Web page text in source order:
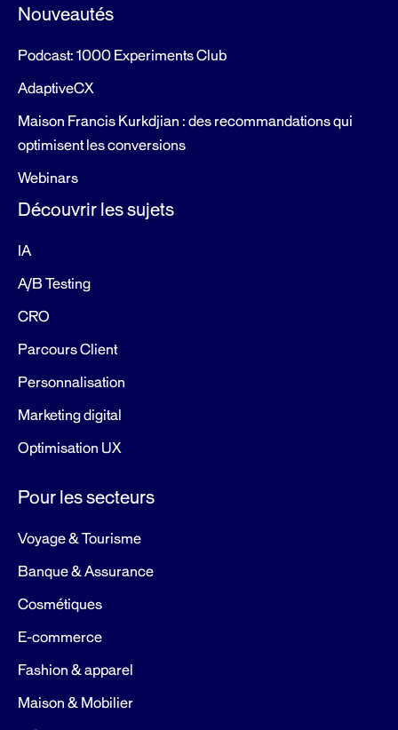
Nouveautés
Podcast: 1000 Experiments Club
AdaptiveCX
Maison Francis Kurkdjian : des recommandations qui
optimisent les conversions
Webinars
Découvrir les sujets
IA
A/B Testing
CRO
Parcours Client
Personnalisation
Marketing digital
Optimisation UX
Pour les secteurs
Voyage & Tourisme
Banque & Assurance
Cosmétiques
E-commerce
Fashion & apparel
Maison & Mobilier